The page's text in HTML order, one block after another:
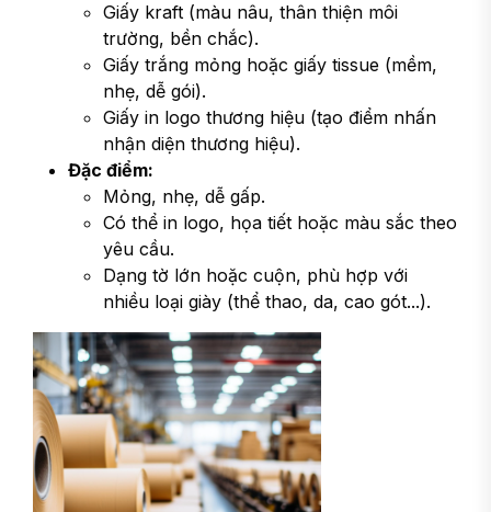
Giấy kraft (màu nâu, thân thiện môi
trường, bền chắc).
Giấy trắng mỏng hoặc giấy tissue (mềm,
nhẹ, dễ gói).
Giấy in logo thương hiệu (tạo điểm nhấn
nhận diện thương hiệu).
Đặc điểm:
Mỏng, nhẹ, dễ gấp.
Có thể in logo, họa tiết hoặc màu sắc theo
yêu cầu.
Dạng tờ lớn hoặc cuộn, phù hợp với
nhiều loại giày (thể thao, da, cao gót...).